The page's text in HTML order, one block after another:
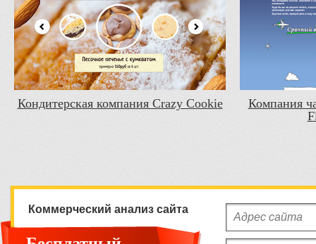
Кондитерская компания Crazy Cookie
Компания
Коммерческий анализ сайта